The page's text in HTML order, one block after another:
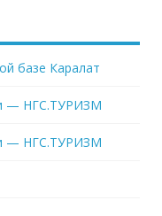
базе Каралат
— НГС.ТУРИЗМ
— НГС.ТУРИЗМ